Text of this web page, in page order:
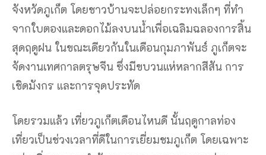
เที่ยวเป็นช่วงเวลาที่ดีในการเยี่ยมชมภูเก็ต โดยเฉพาะ
อย่างยิ่งหากคุณกำลังมองหาความสมดุลระหว่าง
สภาพอากาศที่ดีกับราคาที่สามารถจ่ายได้ ด้วยฝูงชน
ที่น้อยลง ราคาที่ถูกลง และประสบการณ์ทาง
วัฒนธรรมที่ไม่เหมือนใคร ผู้มาเยือนสามารถ
เร่งรีบและวุ่นวายในช่วงฤดูท่องเที่ยว อย่างไรก็ตาม
การวางแผนการเดินทางล่วงหน้าและจองที่พักและ